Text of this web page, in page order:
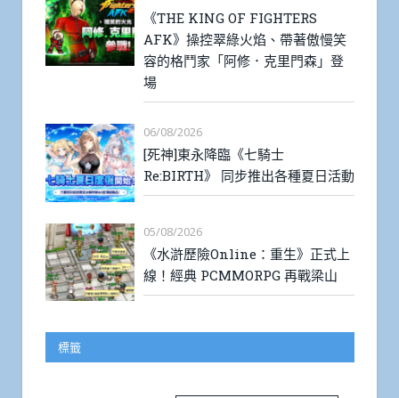
《THE KING OF FIGHTERS
AFK》操控翠綠火焰、帶著傲慢笑
容的格鬥家「阿修．克里門森」登
場
06/08/2026
[死神]東永降臨《七騎士
Re:BIRTH》 同步推出各種夏日活動
05/08/2026
《水滸歷險Online：重生》正式上
線！經典 PCMMORPG 再戰梁山
標籤